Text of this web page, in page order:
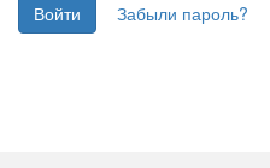
Забыли пароль?